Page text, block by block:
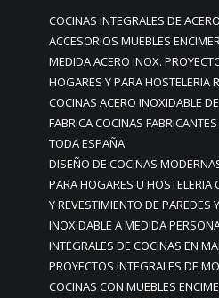
COCINAS INTEGRALES DE
ACCESORIOS MUEBLES
MEDIDA ACERO INOX.
HOGARES Y PARA HOSTELERIA
COCINAS ACERO INOXIDABLE
FABRICA COCINAS
TODA ESPAÑA
DISEÑO DE COCINAS
PARA HOGARES U HOSTELERIA
Y REVESTIMIENTO DE PAREDES
INOXIDABLE A MEDIDA
INTEGRALES DE COCINAS EN
PROYECTOS INTEGRALES DE
COCINAS CON MUEBLES